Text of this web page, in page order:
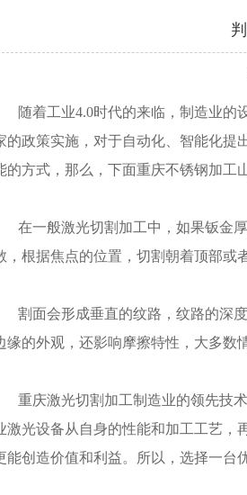
随着工业4.0时代的来临，制造业的
的政策实施，对于自动化、智能化提
的方式，那么，下面重庆不锈钢加工
在一般激光切割加工中，如果钣金厚
，根据焦点的位置，切割朝着顶部或
割面会形成垂直的纹路，纹路的深度
缘的外观，还影响摩擦特性，大多数
重庆激光切割加工制造业的领先技术
激光设备从自身的性能和加工工艺，
能创造价值和利益。所以，选择一台